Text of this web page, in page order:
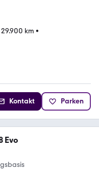
29.900 km •
Kontakt Parken
Evo